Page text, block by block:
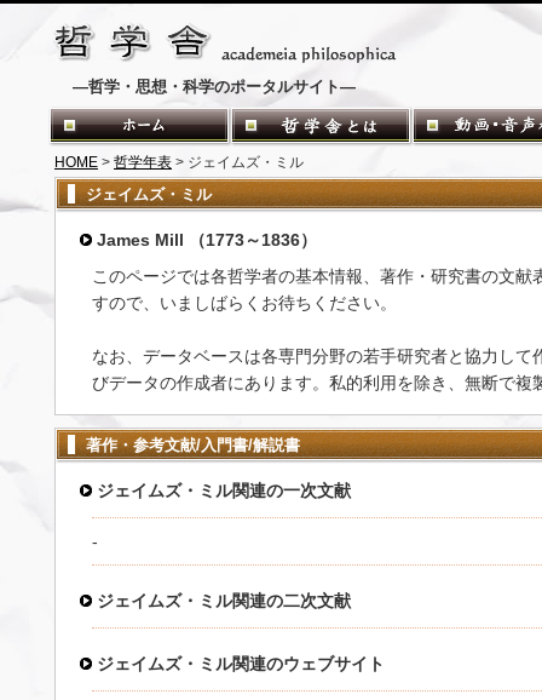
―哲学・思想・科学のポータルサイト―
HOME > 哲学年表 > ジェイムズ・ミル
ジェイムズ・ミル
James Mill （1773～1836）
このページでは各哲学者の基本情報、著作・研究書の文
すので、いましばらくお待ちください。
なお、データベースは各専門分野の若手研究者と協力し
びデータの作成者にあります。私的利用を除き、無断で複
著作・参考文献/入門書/解説書
ジェイムズ・ミル関連の一次文献
-
ジェイムズ・ミル関連の二次文献
ジェイムズ・ミル関連のウェブサイト